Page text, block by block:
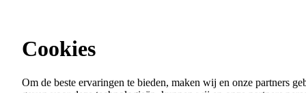
Menu
Cookies
Om de beste ervaringen te bieden, maken wij en onze partners